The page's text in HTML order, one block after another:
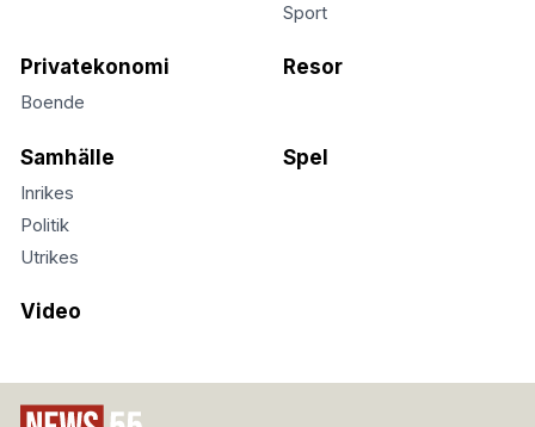
Sport
Privatekonomi
Boende
Resor
Samhälle
Inrikes
Politik
Utrikes
Spel
Video